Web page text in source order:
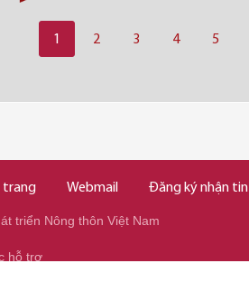
1 2 3 4 5
trang Webmail Đăng ký nhận tin
triển Nông thôn Việt Nam
hỗ trợ